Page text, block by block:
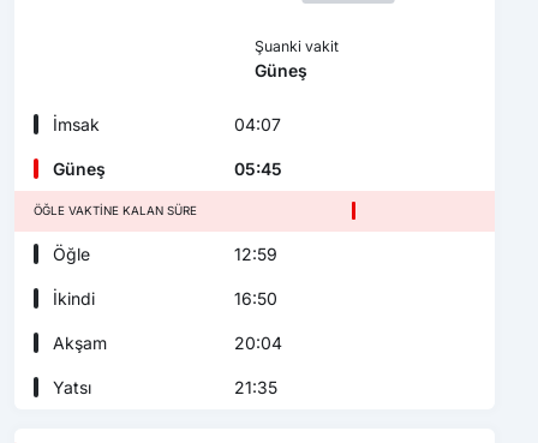
Şuanki vakit
Güneş
İmsak 04:07
Güneş 05:45
ÖĞLE VAKTINE KALAN SÜRE
Öğle 12:59
İkindi 16:50
Akşam 20:04
Yatsı 21:35